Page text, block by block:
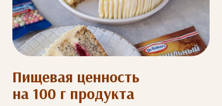
Пищевая ценность
на 100 г продукта